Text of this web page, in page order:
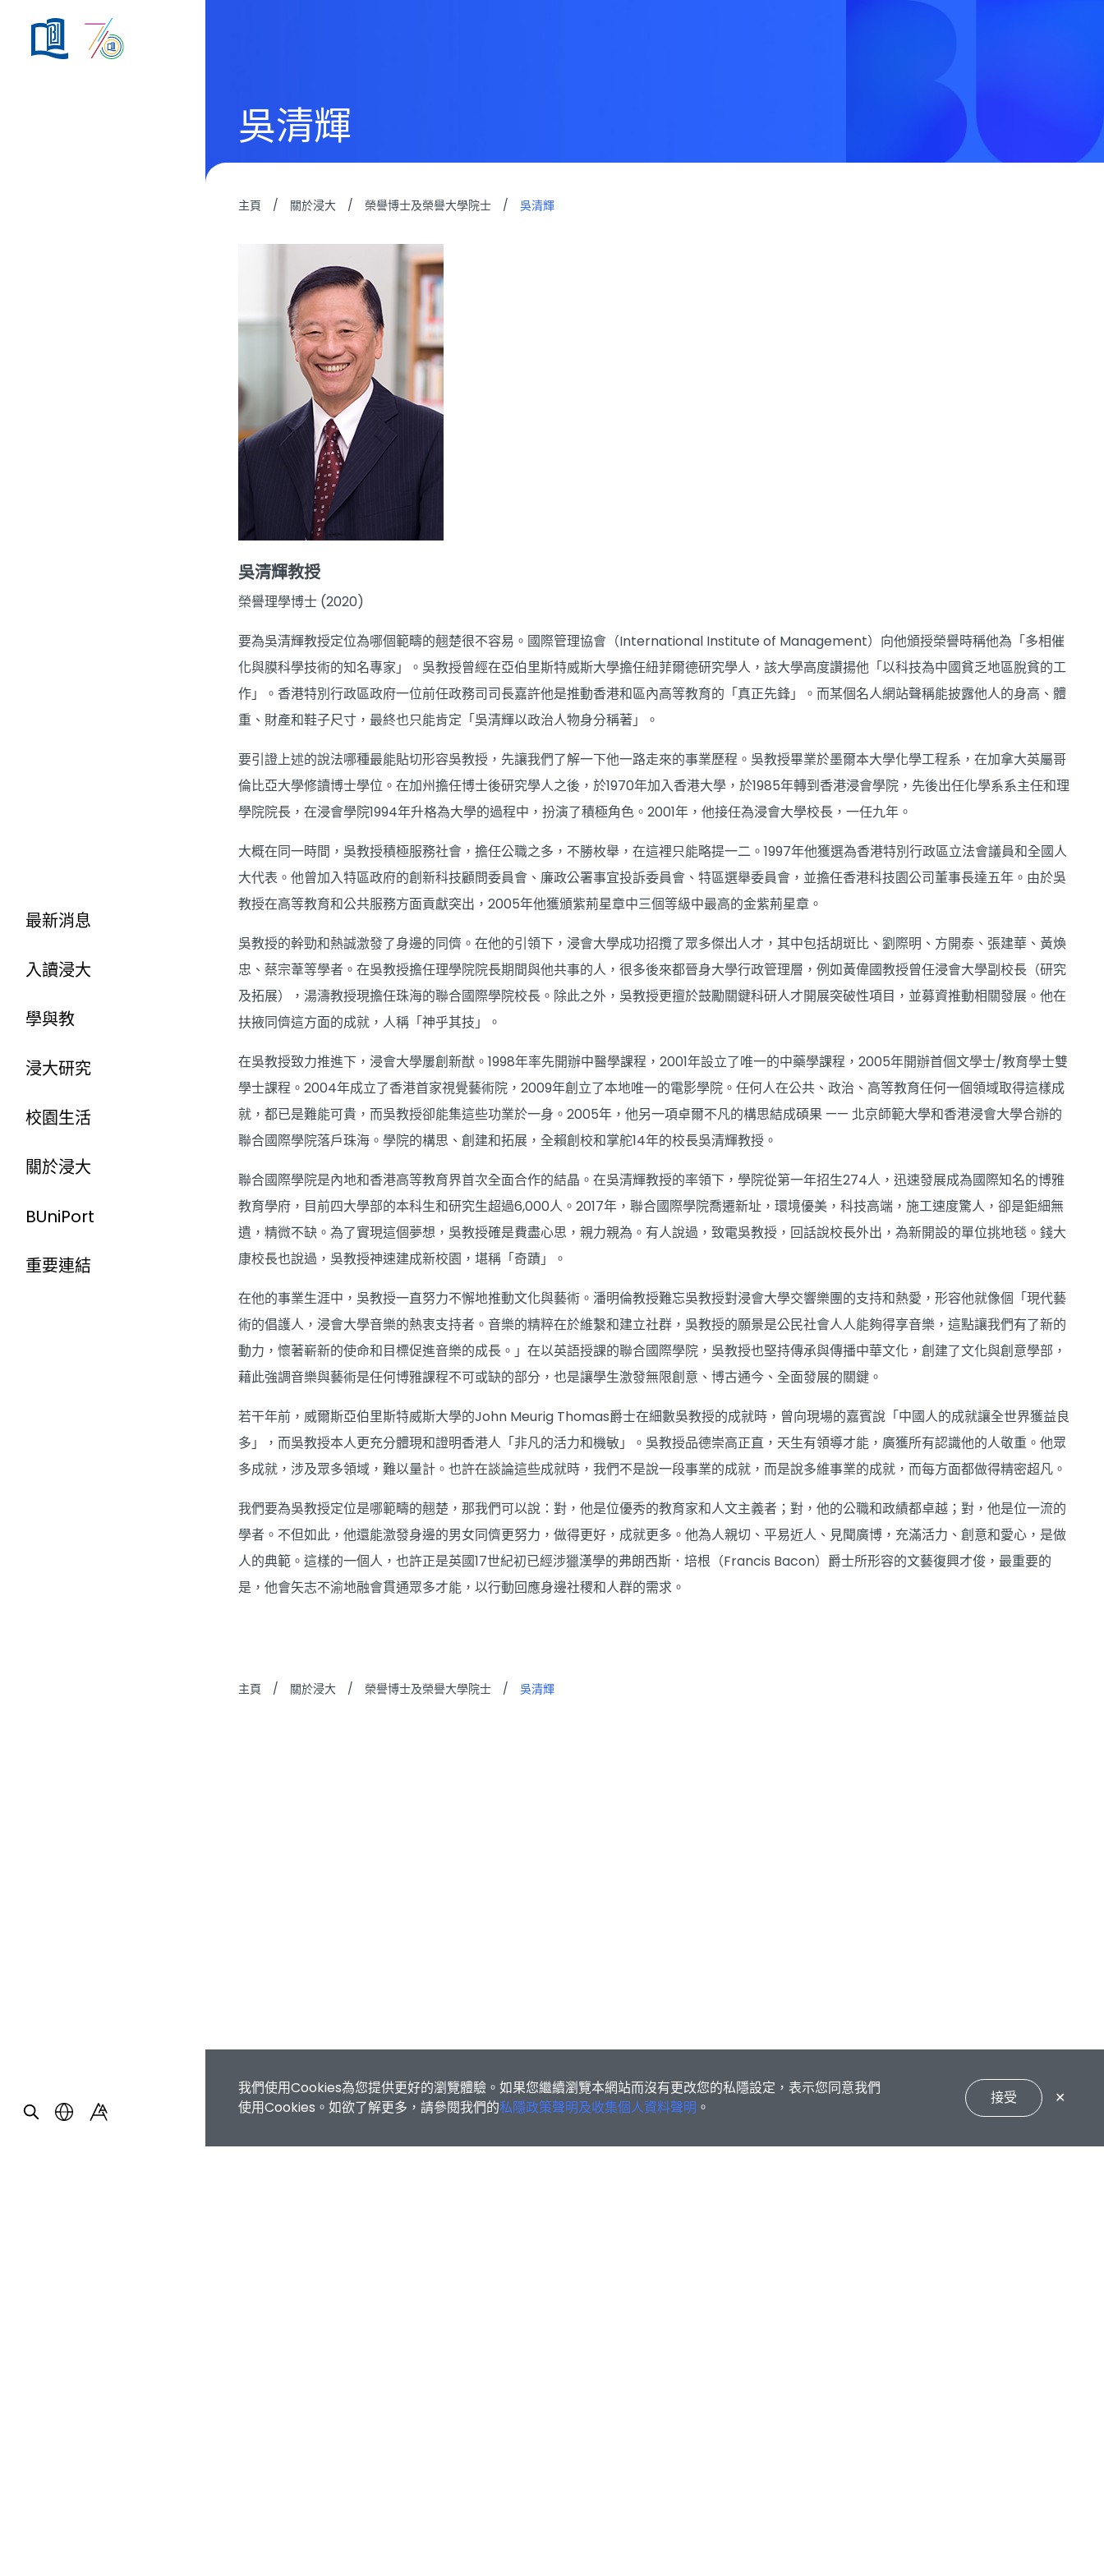
最新消息
入讀浸大
學與教
浸大研究
校園生活
關於浸大
BUniPort
重要連結
吳清輝
主頁 / 關於浸大 / 榮譽博士及榮譽大學院士 / 吳清輝
吳清輝教授
榮譽理學博士 (2020)
要為吳清輝教授定位為哪個範疇的翹楚很不容易。國際管理協會（International Institute of Management）向他頒授榮譽時稱他為「多相催
化與膜科學技術的知名專家」。吳教授曾經在亞伯里斯特威斯大學擔任紐菲爾德研究學人，該大學高度讚揚他「以科技為中國貧乏地區脫貧的工
作」。香港特別行政區政府一位前任政務司司長嘉許他是推動香港和區內高等教育的「真正先鋒」。而某個名人網站聲稱能披露他人的身高、體
重、財產和鞋子尺寸，最終也只能肯定「吳清輝以政治人物身分稱著」。
要引證上述的說法哪種最能貼切形容吳教授，先讓我們了解一下他一路走來的事業歷程。吳教授畢業於墨爾本大學化學工程系，在加拿大英屬哥
倫比亞大學修讀博士學位。在加州擔任博士後研究學人之後，於1970年加入香港大學，於1985年轉到香港浸會學院，先後出任化學系系主任和理
學院院長，在浸會學院1994年升格為大學的過程中，扮演了積極角色。2001年，他接任為浸會大學校長，一任九年。
大概在同一時間，吳教授積極服務社會，擔任公職之多，不勝枚舉，在這裡只能略提一二。1997年他獲選為香港特別行政區立法會議員和全國人
大代表。他曾加入特區政府的創新科技顧問委員會、廉政公署事宜投訴委員會、特區選舉委員會，並擔任香港科技園公司董事長達五年。由於吳
教授在高等教育和公共服務方面貢獻突出，2005年他獲頒紫荊星章中三個等級中最高的金紫荊星章。
吳教授的幹勁和熱誠激發了身邊的同儕。在他的引領下，浸會大學成功招攬了眾多傑出人才，其中包括胡斑比、劉際明、方開泰、張建華、黃煥
忠、蔡宗葦等學者。在吳教授擔任理學院院長期間與他共事的人，很多後來都晉身大學行政管理層，例如黃偉國教授曾任浸會大學副校長（研究
及拓展），湯濤教授現擔任珠海的聯合國際學院校長。除此之外，吳教授更擅於鼓勵關鍵科研人才開展突破性項目，並募資推動相關發展。他在
扶掖同儕這方面的成就，人稱「神乎其技」。
在吳教授致力推進下，浸會大學屢創新猷。1998年率先開辦中醫學課程，2001年設立了唯一的中藥學課程，2005年開辦首個文學士/教育學士雙
學士課程。2004年成立了香港首家視覺藝術院，2009年創立了本地唯一的電影學院。任何人在公共、政治、高等教育任何一個領域取得這樣成
就，都已是難能可貴，而吳教授卻能集這些功業於一身。2005年，他另一項卓爾不凡的構思結成碩果 —— 北京師範大學和香港浸會大學合辦的
聯合國際學院落戶珠海。學院的構思、創建和拓展，全賴創校和掌舵14年的校長吳清輝教授。
聯合國際學院是內地和香港高等教育界首次全面合作的結晶。在吳清輝教授的率領下，學院從第一年招生274人，迅速發展成為國際知名的博雅
教育學府，目前四大學部的本科生和研究生超過6,000人。2017年，聯合國際學院喬遷新址，環境優美，科技高端，施工速度驚人，卻是鉅細無
遺，精微不缺。為了實現這個夢想，吳教授確是費盡心思，親力親為。有人說過，致電吳教授，回話說校長外出，為新開設的單位挑地毯。錢大
康校長也說過，吳教授神速建成新校園，堪稱「奇蹟」。
在他的事業生涯中，吳教授一直努力不懈地推動文化與藝術。潘明倫教授難忘吳教授對浸會大學交響樂團的支持和熱愛，形容他就像個「現代藝
術的倡護人，浸會大學音樂的熱衷支持者。音樂的精粹在於維繫和建立社群，吳教授的願景是公民社會人人能夠得享音樂，這點讓我們有了新的
動力，懷著嶄新的使命和目標促進音樂的成長。」在以英語授課的聯合國際學院，吳教授也堅持傳承與傳播中華文化，創建了文化與創意學部，
藉此強調音樂與藝術是任何博雅課程不可或缺的部分，也是讓學生激發無限創意、博古通今、全面發展的關鍵。
若干年前，威爾斯亞伯里斯特威斯大學的John Meurig Thomas爵士在細數吳教授的成就時，曾向現場的嘉賓說「中國人的成就讓全世界獲益良
多」，而吳教授本人更充分體現和證明香港人「非凡的活力和機敏」。吳教授品德崇高正直，天生有領導才能，廣獲所有認識他的人敬重。他眾
多成就，涉及眾多領域，難以量計。也許在談論這些成就時，我們不是說一段事業的成就，而是說多維事業的成就，而每方面都做得精密超凡。
我們要為吳教授定位是哪範疇的翹楚，那我們可以說：對，他是位優秀的教育家和人文主義者；對，他的公職和政績都卓越；對，他是位一流的
學者。不但如此，他還能激發身邊的男女同儕更努力，做得更好，成就更多。他為人親切、平易近人、見聞廣博，充滿活力、創意和愛心，是做
人的典範。這樣的一個人，也許正是英國17世紀初已經涉獵漢學的弗朗西斯．培根（Francis Bacon）爵士所形容的文藝復興才俊，最重要的
是，他會矢志不渝地融會貫通眾多才能，以行動回應身邊社稷和人群的需求。
主頁 / 關於浸大 / 榮譽博士及榮譽大學院士 / 吳清輝
我們使用Cookies為您提供更好的瀏覽體驗。如果您繼續瀏覽本網站而沒有更改您的私隱設定，表示您同意我們
使用Cookies。如欲了解更多，請參閱我們的私隱政策聲明及收集個人資料聲明 。
接受 ✕